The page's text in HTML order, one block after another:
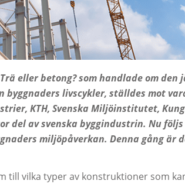
eller betong? som handlade om
byggnaders livscykler, ställdes mot
KTH, Svenska Miljöinstitutet,
del av svenska byggindustrin. Nu
miljöpåverkan. Denna gång är
till vilka typer av konstruktioner som